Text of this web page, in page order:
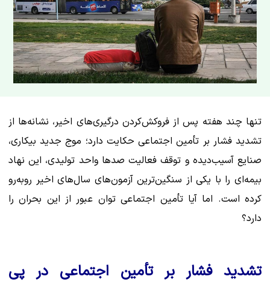
تنها چند هفته پس از فروکش‌کردن درگیری‌های اخیر، نشانه‌ها از
تشدید فشار بر تأمین اجتماعی حکایت دارد؛ موج جدید بیکاری،
صنایع آسیب‌دیده و توقف فعالیت صدها واحد تولیدی، این نهاد
بیمه‌ای را با یکی از سنگین‌ترین آزمون‌های سال‌های اخیر روبه‌رو
کرده است. اما آیا تأمین اجتماعی توان عبور از این بحران را
دارد؟
تشدید فشار بر تأمین اجتماعی در پی